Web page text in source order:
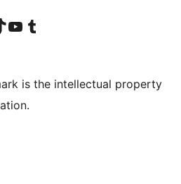
দেখুন
আমাদের ইউটিউব চ্যানেলে যান আমাদের টাম্বলার অ্যাকাউন্ট দেখুন
is the intellectual property